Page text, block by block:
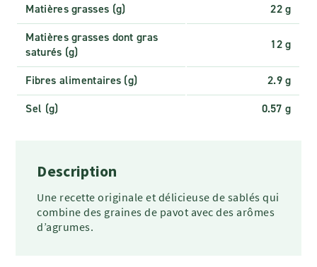
Matières grasses (g)
22 g
Matières grasses dont gras
saturés (g)
12 g
Fibres alimentaires (g)
2.9 g
Sel (g)
0.57 g
Description
Une recette originale et délicieuse de sablés qui
combine des graines de pavot avec des arômes
d’agrumes.